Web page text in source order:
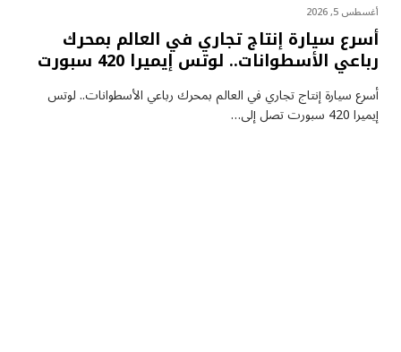
أغسطس 5, 2026
أسرع سيارة إنتاج تجاري في العالم بمحرك
رباعي الأسطوانات.. لوتس إيميرا 420 سبورت
أسرع سيارة إنتاج تجاري في العالم بمحرك رباعي الأسطوانات.. لوتس
إيميرا 420 سبورت تصل إلى…